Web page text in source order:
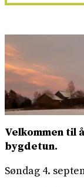
Velkommen til
bygdetun.
Søndag 4.